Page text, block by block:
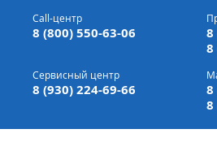
г. Вязники,ул. Механизаторов, д 90
Доставка а/м,по всей России
Call-центр
8 (800) 550-63-06
8
8
Сервисный центр
8 (930) 224-69-66
8
8